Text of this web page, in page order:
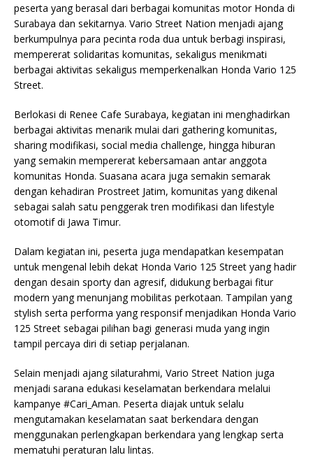
peserta yang berasal dari berbagai komunitas motor Honda di
Surabaya dan sekitarnya. Vario Street Nation menjadi ajang
berkumpulnya para pecinta roda dua untuk berbagi inspirasi,
mempererat solidaritas komunitas, sekaligus menikmati
berbagai aktivitas sekaligus memperkenalkan Honda Vario 125
Street.
Berlokasi di Renee Cafe Surabaya, kegiatan ini menghadirkan
berbagai aktivitas menarik mulai dari gathering komunitas,
sharing modifikasi, social media challenge, hingga hiburan
yang semakin mempererat kebersamaan antar anggota
komunitas Honda. Suasana acara juga semakin semarak
dengan kehadiran Prostreet Jatim, komunitas yang dikenal
sebagai salah satu penggerak tren modifikasi dan lifestyle
otomotif di Jawa Timur.
Dalam kegiatan ini, peserta juga mendapatkan kesempatan
untuk mengenal lebih dekat Honda Vario 125 Street yang hadir
dengan desain sporty dan agresif, didukung berbagai fitur
modern yang menunjang mobilitas perkotaan. Tampilan yang
stylish serta performa yang responsif menjadikan Honda Vario
125 Street sebagai pilihan bagi generasi muda yang ingin
tampil percaya diri di setiap perjalanan.
Selain menjadi ajang silaturahmi, Vario Street Nation juga
menjadi sarana edukasi keselamatan berkendara melalui
kampanye #Cari_Aman. Peserta diajak untuk selalu
mengutamakan keselamatan saat berkendara dengan
menggunakan perlengkapan berkendara yang lengkap serta
mematuhi peraturan lalu lintas.